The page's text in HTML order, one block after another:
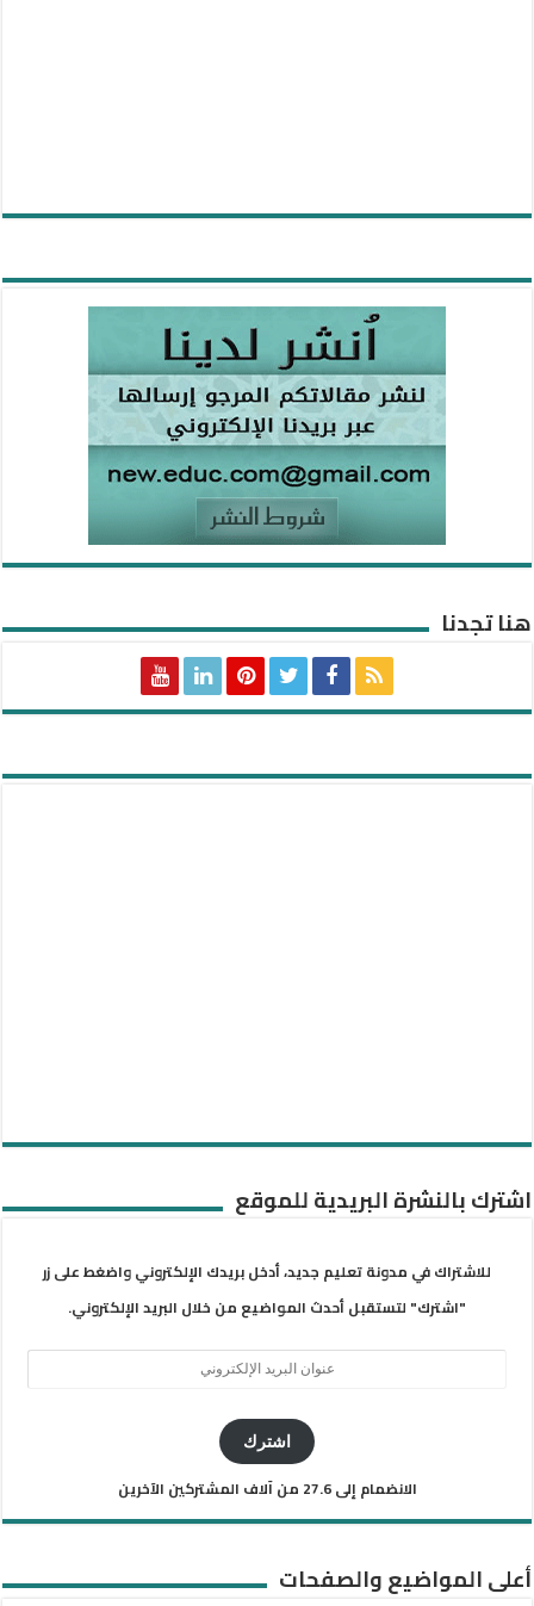
هنا تجدنا
اشترك بالنشرة البريدية للموقع
للاشتراك في مدونة تعليم جديد، أدخل بريدك الإلكتروني واضغط على زر
"اشترك" لتستقبل أحدث المواضيع من خلال البريد الإلكتروني.
اشترك
الانضمام إلى 27.6 من آلاف المشتركين الآخرين
أعلى المواضيع والصفحات